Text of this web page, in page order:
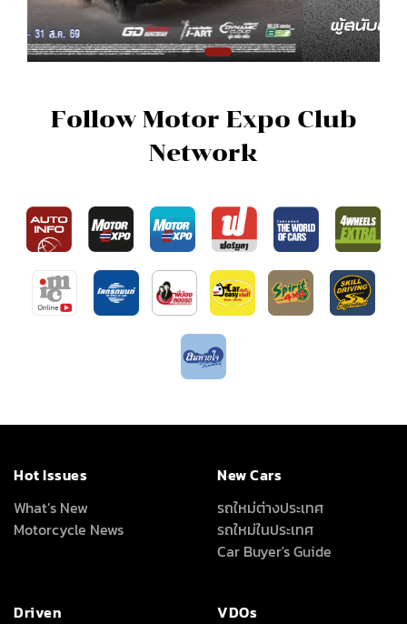
Follow Motor Expo Club
Network
Hot Issues
What’s New
Motorcycle News
New Cars
รถใหม่ต่างประเทศ
รถใหม่ในประเทศ
Car Buyer's Guide
Driven
VDOs